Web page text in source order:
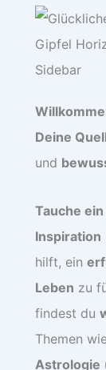
Deine
und
Tauche ein
Inspiration
hilft, ein
Leben zu
findest du
Themen
Astrologie